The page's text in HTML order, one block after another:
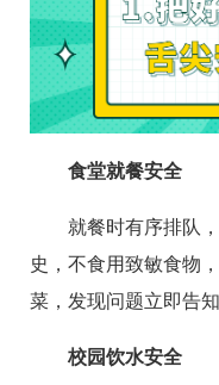
食堂就餐安全
就餐时有序排队，
史，不食用致敏食物
菜，发现问题立即告
校园饮水安全